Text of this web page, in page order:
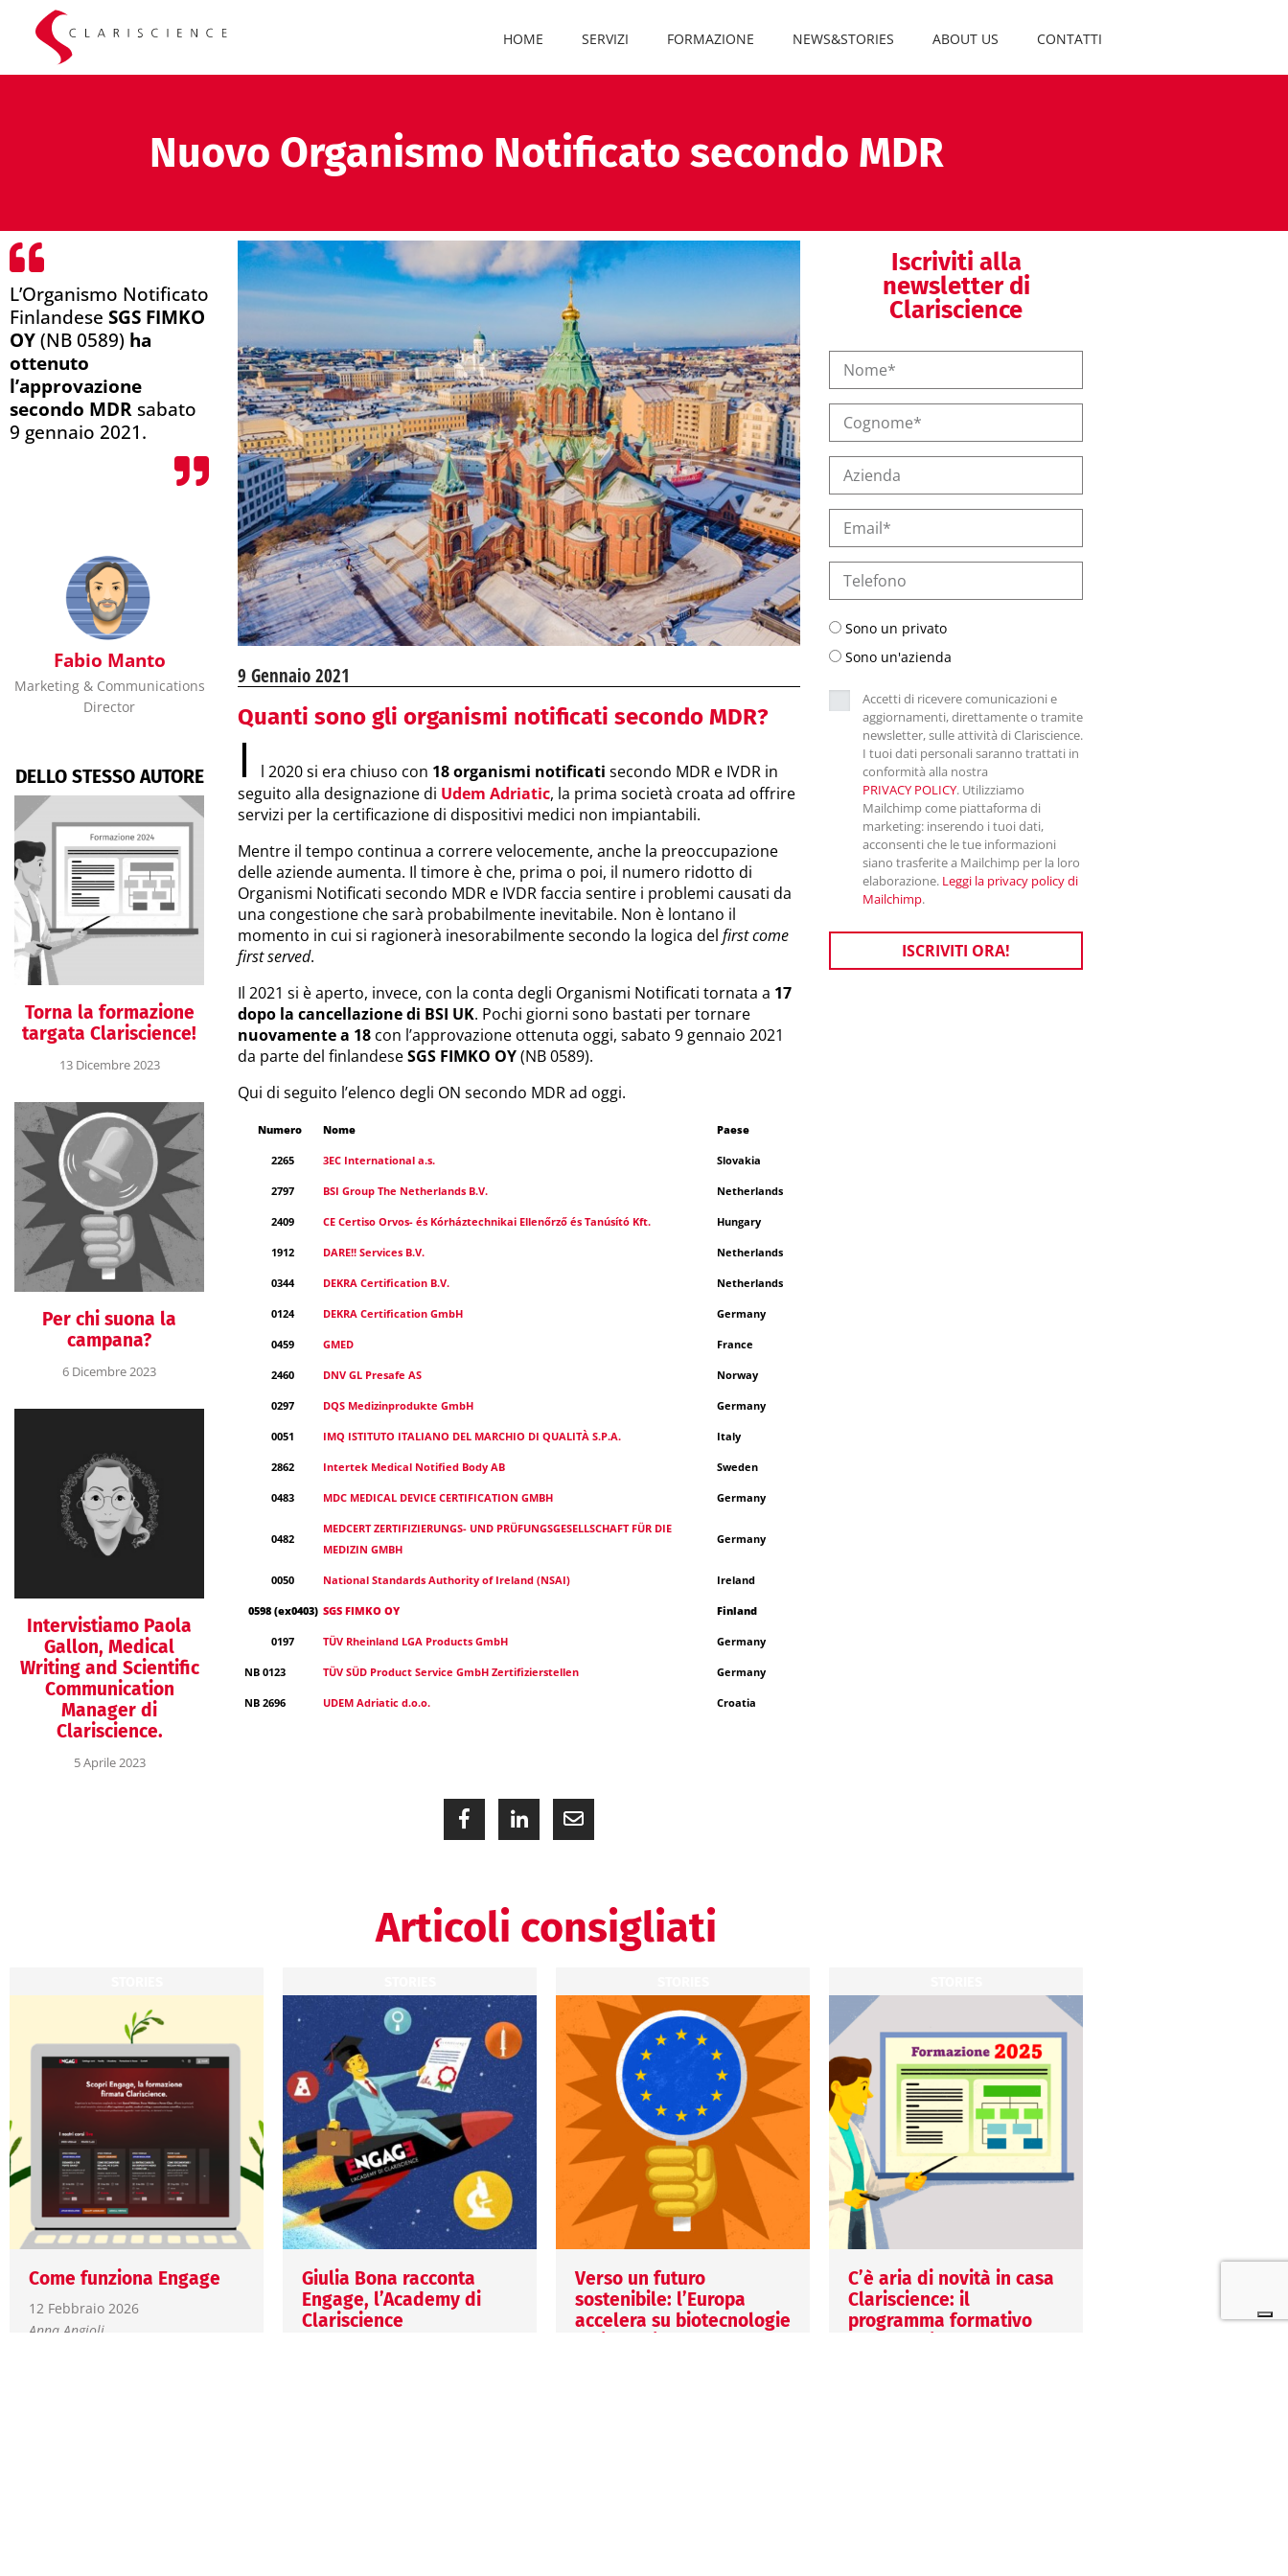
HOME SERVIZI FORMAZIONE NEWS&STORIES ABOUT US CONTATTI
Nuovo Organismo Notificato secondo MDR
L’Organismo Notificato
Finlandese SGS FIMKO
OY(NB 0589) ha
ottenuto
l’approvazione
secondo MDR sabato
9 gennaio 2021.
Fabio Manto
Marketing & Communications
Director
DELLO STESSO AUTORE
Torna la formazione
targata Clariscience!
13 Dicembre 2023
Per chi suona la
campana?
6 Dicembre 2023
Intervistiamo Paola
Gallon, Medical
Writing and Scientific
Communication
Manager di
Clariscience.
5 Aprile 2023
9 Gennaio 2021
Quanti sono gli organismi notificati secondo MDR?
I l 2020 si era chiuso con 18 organismi notificati secondo MDR e IVDR in
seguito alla designazione di Udem Adriatic, la prima società croata ad offrire
servizi per la certificazione di dispositivi medici non impiantabili.
Mentre il tempo continua a correre velocemente, anche la preoccupazione
delle aziende aumenta. Il timore è che, prima o poi, il numero ridotto di
Organismi Notificati secondo MDR e IVDR faccia sentire i problemi causati da
una congestione che sarà probabilmente inevitabile. Non è lontano il
momento in cui si ragionerà inesorabilmente secondo la logica del first come
first served.
Il 2021 si è aperto, invece, con la conta degli Organismi Notificati tornata a 17
dopo la cancellazione di BSI UK. Pochi giorni sono bastati per tornare
nuovamente a 18 con l’approvazione ottenuta oggi, sabato 9 gennaio 2021
da parte del finlandeseSGS FIMKO OY(NB 0589).
Qui di seguito l’elenco degli ON secondo MDR ad oggi.
Numero Nome Paese
2265 3EC International a.s. Slovakia
2797 BSI Group The Netherlands B.V. Netherlands
2409 CE Certiso Orvos- és Kórháztechnikai Ellenőrző és Tanúsító Kft. Hungary
1912 DARE!! Services B.V. Netherlands
0344 DEKRA Certification B.V. Netherlands
0124 DEKRA Certification GmbH Germany
0459 GMED France
2460 DNV GL Presafe AS Norway
0297 DQS Medizinprodukte GmbH Germany
0051 IMQ ISTITUTO ITALIANO DEL MARCHIO DI QUALITÀ S.P.A. Italy
2862 Intertek Medical Notified Body AB Sweden
0483 MDC MEDICAL DEVICE CERTIFICATION GMBH Germany
0482
MEDCERT ZERTIFIZIERUNGS- UND PRÜFUNGSGESELLSCHAFT FÜR DIE
MEDIZIN GMBH
Germany
0050 National Standards Authority of Ireland (NSAI) Ireland
0598 (ex0403) SGS FIMKO OY Finland
0197 TÜV Rheinland LGA Products GmbH Germany
NB 0123 TÜV SÜD Product Service GmbH Zertifizierstellen Germany
NB 2696 UDEM Adriatic d.o.o. Croatia
Iscriviti alla
newsletter di
Clariscience
Sono un privato
Sono un'azienda
Accetti di ricevere comunicazioni e
aggiornamenti, direttamente o tramite
newsletter, sulle attività di Clariscience.
I tuoi dati personali saranno trattati in
conformità alla nostra
PRIVACY POLICY. Utilizziamo
Mailchimp come piattaforma di
marketing: inserendo i tuoi dati,
acconsenti che le tue informazioni
siano trasferite a Mailchimp per la loro
elaborazione. Leggi la privacy policy di
Mailchimp.
ISCRIVITI ORA!
Articoli consigliati
Come funziona Engage
12 Febbraio 2026
Anna Angioli
Giulia Bona racconta
Engage, l’Academy di
Clariscience
Verso un futuro
sostenibile: l’Europa
accelera su biotecnologie
C’è aria di novità in casa
Clariscience: il
programma formativo